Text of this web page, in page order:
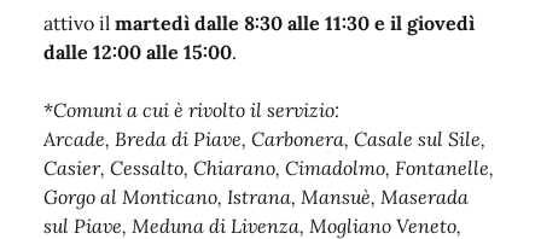
attivo il martedì dalle 8:30 alle 11:30 e il giovedì
dalle 12:00 alle 15:00.
*Comuni a cui è rivolto il servizio:
Arcade, Breda di Piave, Carbonera, Casale sul Sile,
Casier, Cessalto, Chiarano, Cimadolmo, Fontanelle,
Gorgo al Monticano, Istrana, Mansuè, Maserada
sul Piave, Meduna di Livenza, Mogliano Veneto,